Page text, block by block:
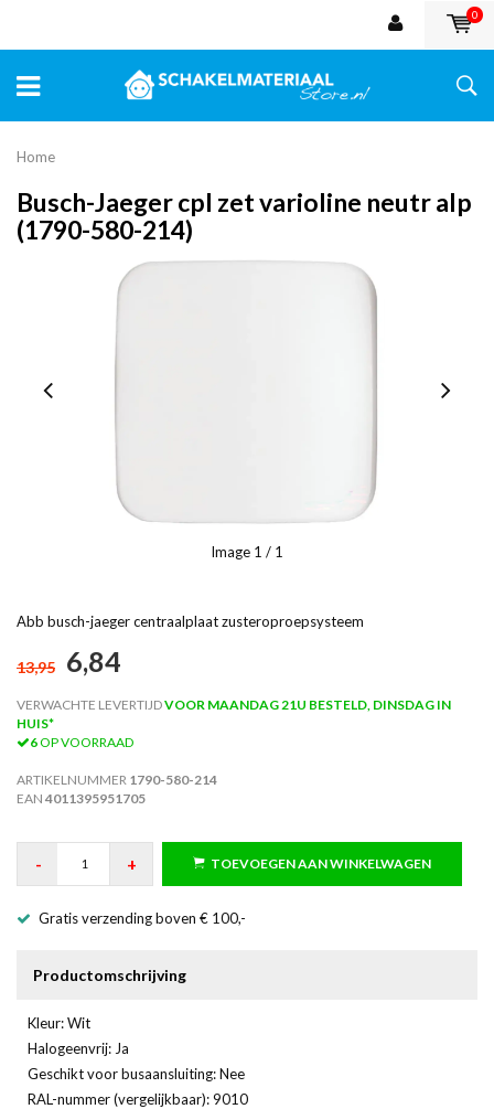
0
Home
Busch-Jaeger cpl zet varioline neutr alp
(1790-580-214)
Image 1 / 1
Abb busch-jaeger centraalplaat zusteroproepsysteem
13,95 6,84
VERWACHTE LEVERTIJDVOOR MAANDAG 21U BESTELD, DINSDAG IN
HUIS*
6OP VOORRAAD
ARTIKELNUMMER 1790-580-214
EAN 4011395951705
- + TOEVOEGEN AAN WINKELWAGEN
Gratis verzending boven € 100,-
Productomschrijving
Kleur: Wit
Halogeenvrij: Ja
Geschikt voor busaansluiting: Nee
RAL-nummer (vergelijkbaar): 9010